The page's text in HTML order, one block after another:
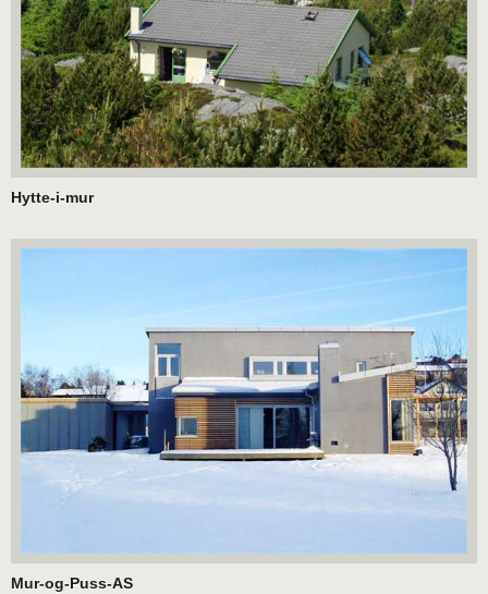
Hytte-i-mur
Mur-og-Puss-AS